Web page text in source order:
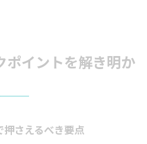
ポイントを解き明か
さえるべき要点